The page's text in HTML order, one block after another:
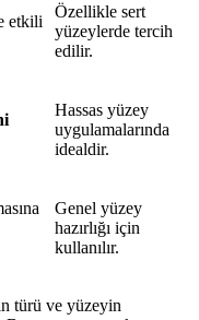
etkili
Özellikle sert
yüzeylerde tercih
edilir.
Hassas yüzey
uygulamalarında
idealdir.
Genel yüzey
hazırlığı için
kullanılır.
türü ve yüzeyin